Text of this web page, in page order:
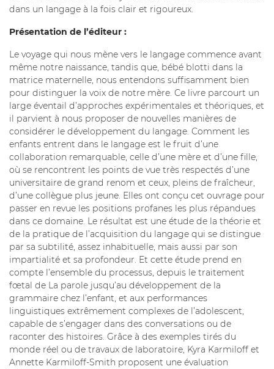
dans un langage à la fois clair et rigoureux.
Présentation de l’éditeur :
Le voyage qui nous mène vers le langage commence avant
même notre naissance, tandis que, bébé blotti dans la
matrice maternelle, nous entendons suffisamment bien
pour distinguer la voix de notre mère. Ce livre parcourt un
large éventail d’approches expérimentales et théoriques, et
il parvient à nous proposer de nouvelles manières de
considérer le développement du langage. Comment les
enfants entrent dans le langage est le fruit d’une
collaboration remarquable, celle d’une mère et d’une fille,
où se rencontrent les points de vue très respectés d’une
universitaire de grand renom et ceux, pleins de fraîcheur,
d’une collègue plus jeune. Elles ont conçu cet ouvrage pour
passer en revue les positions profanes les plus répandues
dans ce domaine. Le résultat est une étude de la théorie et
de la pratique de l’acquisition du langage qui se distingue
par sa subtilité, assez inhabituelle, mais aussi par son
impartialité et sa profondeur. Et cette étude prend en
compte l’ensemble du processus, depuis le traitement
fœtal de La parole jusqu’au développement de la
grammaire chez l’enfant, et aux performances
linguistiques extrêmement complexes de l’adolescent,
capable de s’engager dans des conversations ou de
raconter des histoires. Grâce à des exemples tirés du
monde réel ou de travaux de laboratoire, Kyra Karmiloff et
Annette Karmiloff-Smith proposent une évaluation